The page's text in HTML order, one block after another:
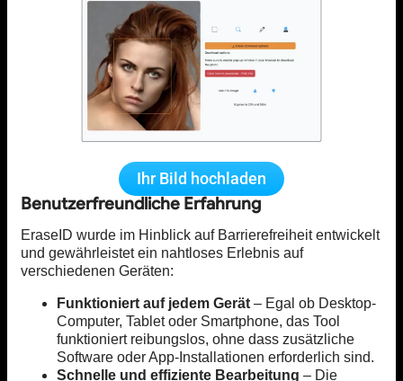
Ihr Bild hochladen
Benutzerfreundliche Erfahrung
EraseID wurde im Hinblick auf Barrierefreiheit entwickelt
und gewährleistet ein nahtloses Erlebnis auf
verschiedenen Geräten:
Funktioniert auf jedem Gerät – Egal ob Desktop-
Computer, Tablet oder Smartphone, das Tool
funktioniert reibungslos, ohne dass zusätzliche
Software oder App-Installationen erforderlich sind.
Schnelle und effiziente Bearbeitung – Die